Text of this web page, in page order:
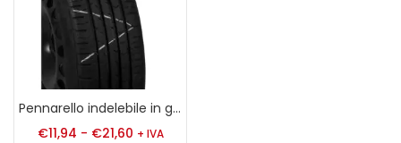
Pennarello indelebile in gesso per Pneumatici
€11,94 - €21,60 + IVA